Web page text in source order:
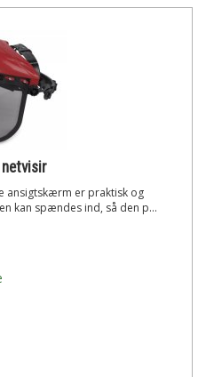
ansigtskærm er praktisk og
kan spændes ind, så den p...